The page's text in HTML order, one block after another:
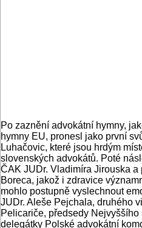
Po zaznění advokátní hymny,
hymny EU, pronesl jako první
Luhačovic, které jsou hrdým
slovenských advokátů. Poté
ČAK JUDr. Vladimíra Jirouska a
Boreca, jakož i zdravice
mohlo postupně vyslechnout
JUDr. Aleše Pejchala, druhého
Pelicariče, předsedy
delegátky Polské advokátní